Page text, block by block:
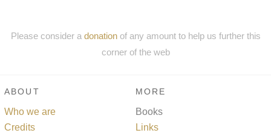
Please consider a donationof any amount to help us further this
corner of the web
ABOUT
Who we are
Credits
MORE
Books
Links